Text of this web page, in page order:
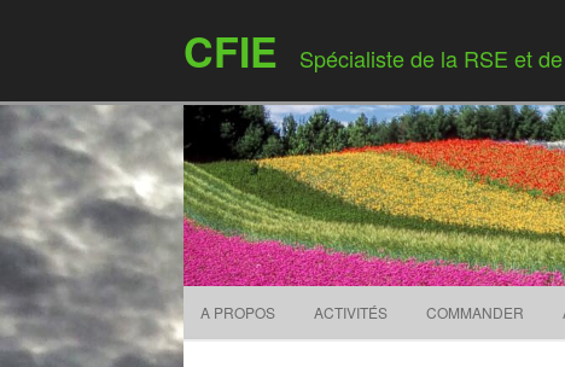
CFIE Spécialiste de la RSE et
A PROPOS ACTIVITÉS COMMANDER